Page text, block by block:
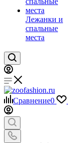
Лежанки и
спальные
места
Сравнение0